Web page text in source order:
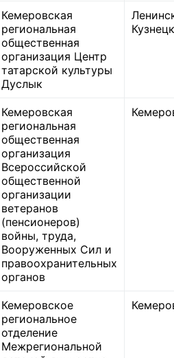
Кемеровская
региональная
общественная
организация Центр
татарской культуры
Дуслык
Кемеровская
региональная
общественная
организация
Всероссийской
общественной
организации
ветеранов
(пенсионеров)
войны, труда,
Вооруженных Сил и
правоохранительных
органов
Кемеровское
региональное
отделение
Межрегиональной